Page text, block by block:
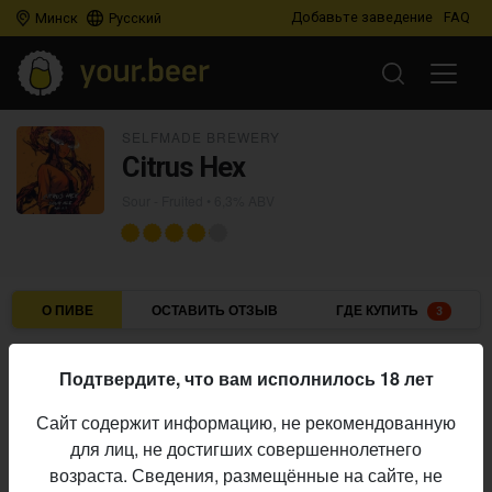
Минск Русский Добавьте заведение FAQ
Citrus Hex
О ПИВЕ ОСТАВИТЬ ОТЗЫВ ГДЕ КУПИТЬ 3
Пивоварня:
Selfmade Brewery
Алкоголь:
6,3%
Начало
выпуска:
06.07.2026
Подтвердите, что вам исполнилось 18 лет
Сайт содержит информацию, не рекомендованную
для лиц, не достигших совершеннолетнего
возраста. Сведения, размещённые на сайте, не